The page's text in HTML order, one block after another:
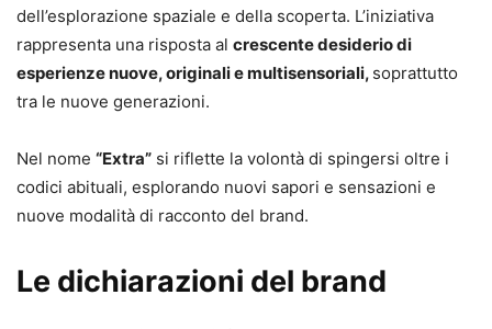
dell’esplorazione spaziale e della scoperta. L’iniziativa
rappresenta una risposta al crescente desiderio di
esperienze nuove, originali e multisensoriali, soprattutto
tra le nuove generazioni.
Nel nome “Extra” si riflette la volontà di spingersi oltre i
codici abituali, esplorando nuovi sapori e sensazioni e
nuove modalità di racconto del brand.
Le dichiarazioni del brand